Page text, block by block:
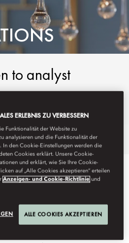
to analyst
ERLEBNIS ZU VERBESSERN
Funktionalität der Website zu
analysieren und die Funktionalität der
In den Cookie-Einstellungen werden die
Cookies erklärt. Unsere Cookie-
und erklärt, wie Sie Ihre Cookie-
auf „Alle Cookies akzeptieren“ erteilen
Anzeigen- und Cookie-Richtlinie und
ALLE COOKIES AKZEPTIEREN